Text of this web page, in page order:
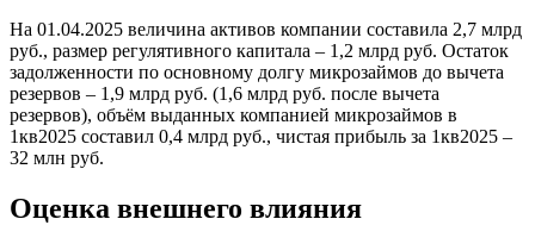
На 01.04.2025 величина активов компании составила 2,7 млрд
руб., размер регулятивного капитала – 1,2 млрд руб. Остаток
задолженности по основному долгу микрозаймов до вычета
резервов – 1,9 млрд руб. (1,6 млрд руб. после вычета
резервов), объём выданных компанией микрозаймов в
1кв2025 составил 0,4 млрд руб., чистая прибыль за 1кв2025 –
32 млн руб.
Оценка внешнего влияния